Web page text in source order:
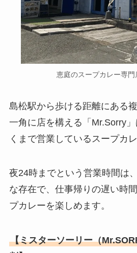
恵庭のスープカレー専
島松駅から歩ける距離にある
一角に店を構える「Mr.Sorry
くまで営業しているスープカ
夜24時までという営業時間は
な存在で、仕事帰りの遅い時
プカレーを楽しめます。
【ミスターソーリー（